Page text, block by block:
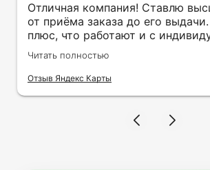
Отличная компания! Ставлю
от приёма заказа до его
плюс, что работают и с
заказами. Нелбходимо было
на кружку в подарок. Заказ был
оперативно и ооочень красиво,
терпеливость, отвечала на все
Читать полностью
Отзыв Яндекс Карты